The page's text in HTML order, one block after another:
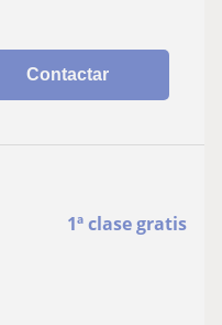
Contactar
1ª clase gratis